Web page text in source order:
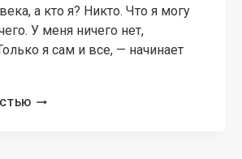
а кто я? Никто. Что я могу
У меня ничего нет,
я сам и все, — начинает
МОЙ